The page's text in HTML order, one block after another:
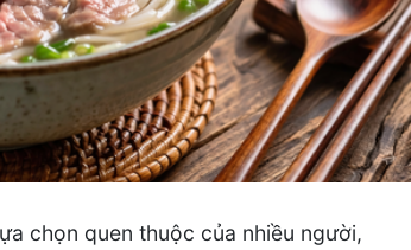
chọn quen thuộc của nhiều người,